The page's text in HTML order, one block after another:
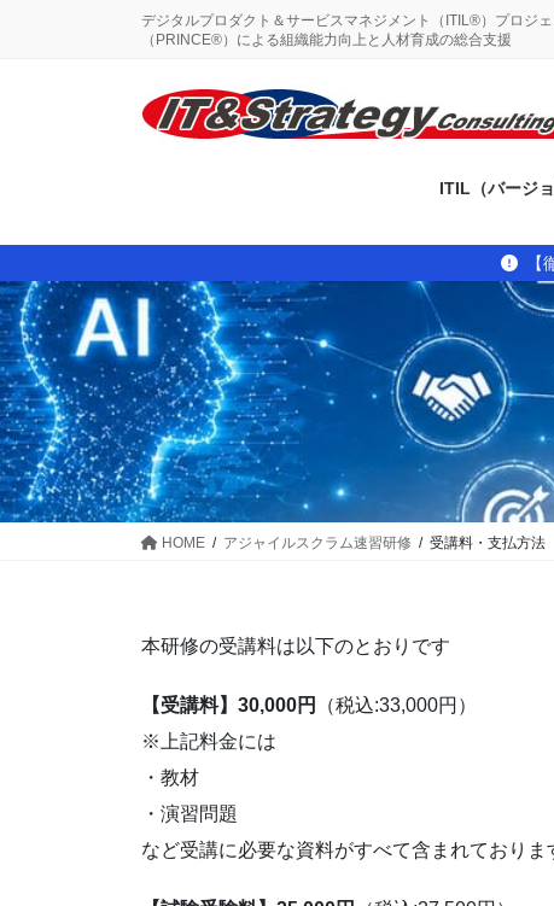
移
デジタルプロダクト＆サービスマネジメント（ITIL®）プロジ
（PRINCE®）による組織能力向上と人材育成の総合支援
ITIL（バージョ
HOME アジャイルスクラム速習研修 受講料・支払方法
本研修の受講料は以下のとおりです
【受講料】30,000円
（税込:33,000円）
※上記料金には
・教材
・演習問題
など受講に必要な資料がすべて含まれておりま